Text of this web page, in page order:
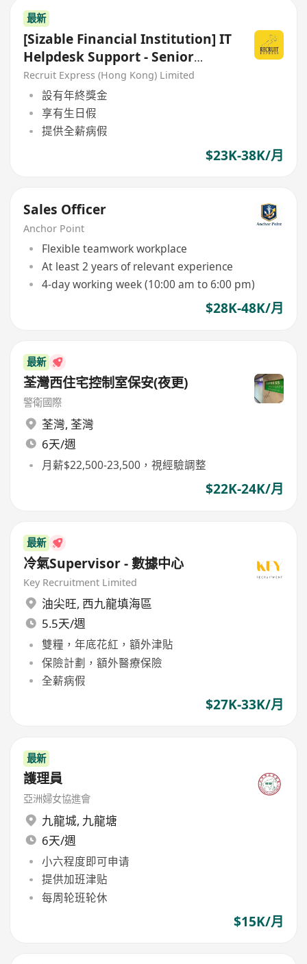
最新
[Sizable Financial Institution] IT
Helpdesk Support - Senior
Associate
Recruit Express (Hong Kong) Limited
設有年終獎金
享有生日假
提供全薪病假
$23K-38K/月
Sales Officer
Anchor Point
Flexible teamwork workplace
At least 2 years of relevant experience
4-day working week (10:00 am to 6:00 pm)
$28K-48K/月
最新
荃灣西住宅控制室保安(夜更)
警衛國際
荃灣, 荃灣
6天/週
月薪$22,500-23,500，視經驗調整
$22K-24K/月
最新
冷氣Supervisor - 數據中心
Key Recruitment Limited
油尖旺, 西九龍填海區
5.5天/週
雙糧，年底花紅，額外津貼
保險計劃，額外醫療保險
全薪病假
$27K-33K/月
最新
護理員
亞洲婦女協進會
九龍城, 九龍塘
6天/週
小六程度即可申请
提供加班津贴
每周轮班轮休
$15K/月